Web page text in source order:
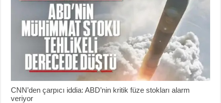
CNN’den çarpıcı iddia: ABD’nin kritik füze stokları alarm
veriyor